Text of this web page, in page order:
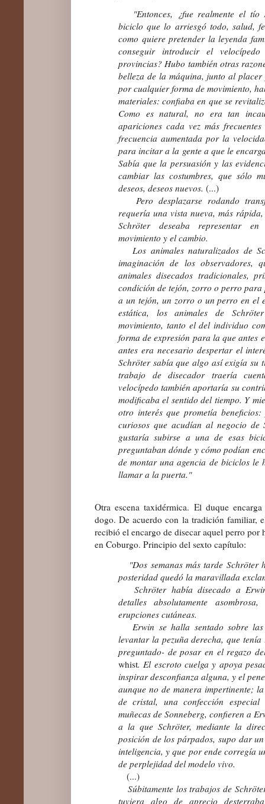
"Entonces, ¿fue realmente el tío
biciclo que lo arriesgó todo, salud,
como quiere pretender la leyenda
conseguir introducir el
provincias? Hubo también otras
belleza de la máquina, junto al
por cualquier forma de movimiento,
materiales: confiaba en que se
Como es natural, no era tan
apariciones cada vez más
frecuencia aumentada por la
para incitar a la gente a que le
Sabía que la persuasión y las
cambiar las costumbres, que sólo
deseos, deseos nuevos. (...)
Pero desplazarse rodando
requería una vista nueva, más
Schröter deseaba representar
movimiento y el cambio.
Los animales naturalizados de
imaginación de los observadores,
animales disecados tradicionales,
condición de tejón, zorro o perro
a un tejón, un zorro o un perro en el
estática, los animales de
movimiento, tanto el del individuo
forma de expresión para la que antes
antes era necesario despertar el
Schröter sabía que algo así exigía su
trabajo de disecador traería
velocípedo también aportaría su
modificaba el sentido del tiempo. Y
otro interés que prometía
curiosos que acudían al negocio de
gustaría subirse a una de esas
preguntaban dónde y cómo podían
de montar una agencia de biciclos le
llamar a la puerta."
Otra escena taxidérmica. El duque
dogo. De acuerdo con la tradición familiar,
recibió el encargo de disecar aquel perro
en Coburgo. Principio del sexto capítulo:
"Dos semanas más tarde Schröter
posteridad quedó la maravillada
Schröter había disecado a
detalles absolutamente
erupciones cutáneas.
Erwin se halla sentado sobre
levantar la pezuña derecha, que
preguntado- de posar en el regazo
whist. El escroto cuelga y apoya
inspirar desconfianza alguna, y el
aunque no de manera impertinente;
de cristal, una confección
muñecas de Sonneberg, confieren a
a la que Schröter, mediante la
posición de los párpados, supo dar
inteligencia, y que por ende corregía
de perplejidad del modelo vivo.
(...)
Súbitamente los trabajos de
tuviera algo de aprecio